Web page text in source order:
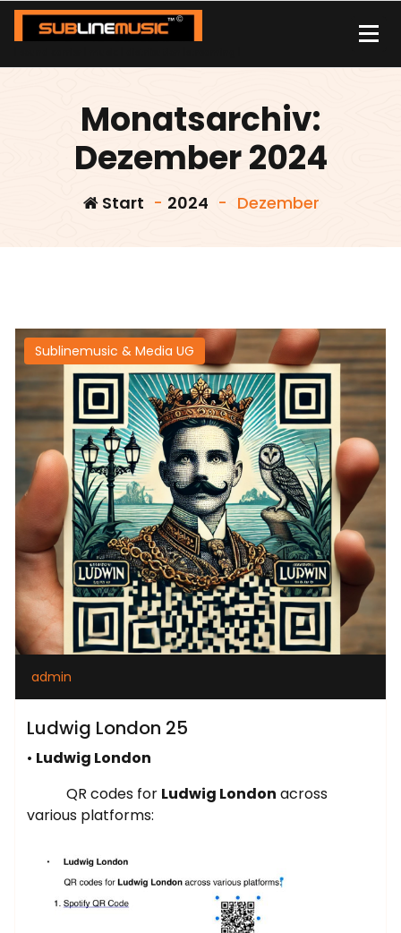
Zum
Inhalt
Monatsarchiv:
Dezember 2024
Start - 2024 - Dezember
Sublinemusic & Media UG
admin
Ludwig London 25
• Ludwig London
QR codes for Ludwig London across
various platforms: